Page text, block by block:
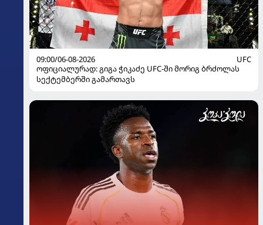
09:00/06-08-2026
UFC
ოფიციალურად: გიგა ჭიკაძე UFC-ში მორიგ ბრძოლას
სექტემბერში გამართავს